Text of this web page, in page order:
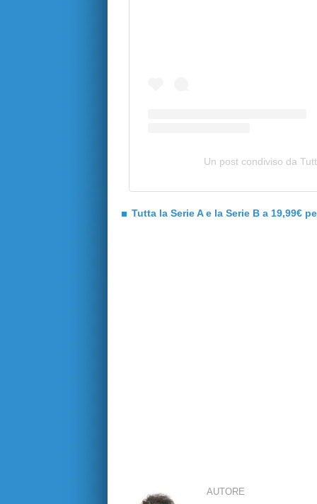
Un post condiviso da
Tutta la Serie A e la Serie B a 19,99€
AUTORE